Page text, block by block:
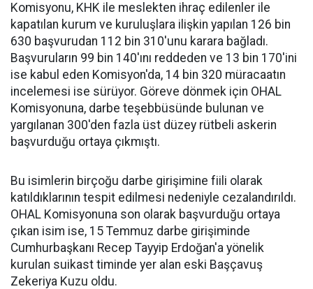
Komisyonu, KHK ile meslekten ihraç edilenler ile
kapatılan kurum ve kuruluşlara ilişkin yapılan 126 bin
630 başvurudan 112 bin 310'unu karara bağladı.
Başvuruların 99 bin 140'ını reddeden ve 13 bin 170'ini
ise kabul eden Komisyon'da, 14 bin 320 müracaatın
incelemesi ise sürüyor. Göreve dönmek için OHAL
Komisyonuna, darbe teşebbüsünde bulunan ve
yargılanan 300'den fazla üst düzey rütbeli askerin
başvurduğu ortaya çıkmıştı.
Bu isimlerin birçoğu darbe girişimine fiili olarak
katıldıklarının tespit edilmesi nedeniyle cezalandırıldı.
OHAL Komisyonuna son olarak başvurduğu ortaya
çıkan isim ise, 15 Temmuz darbe girişiminde
Cumhurbaşkanı Recep Tayyip Erdoğan'a yönelik
kurulan suikast timinde yer alan eski Başçavuş
Zekeriya Kuzu oldu.